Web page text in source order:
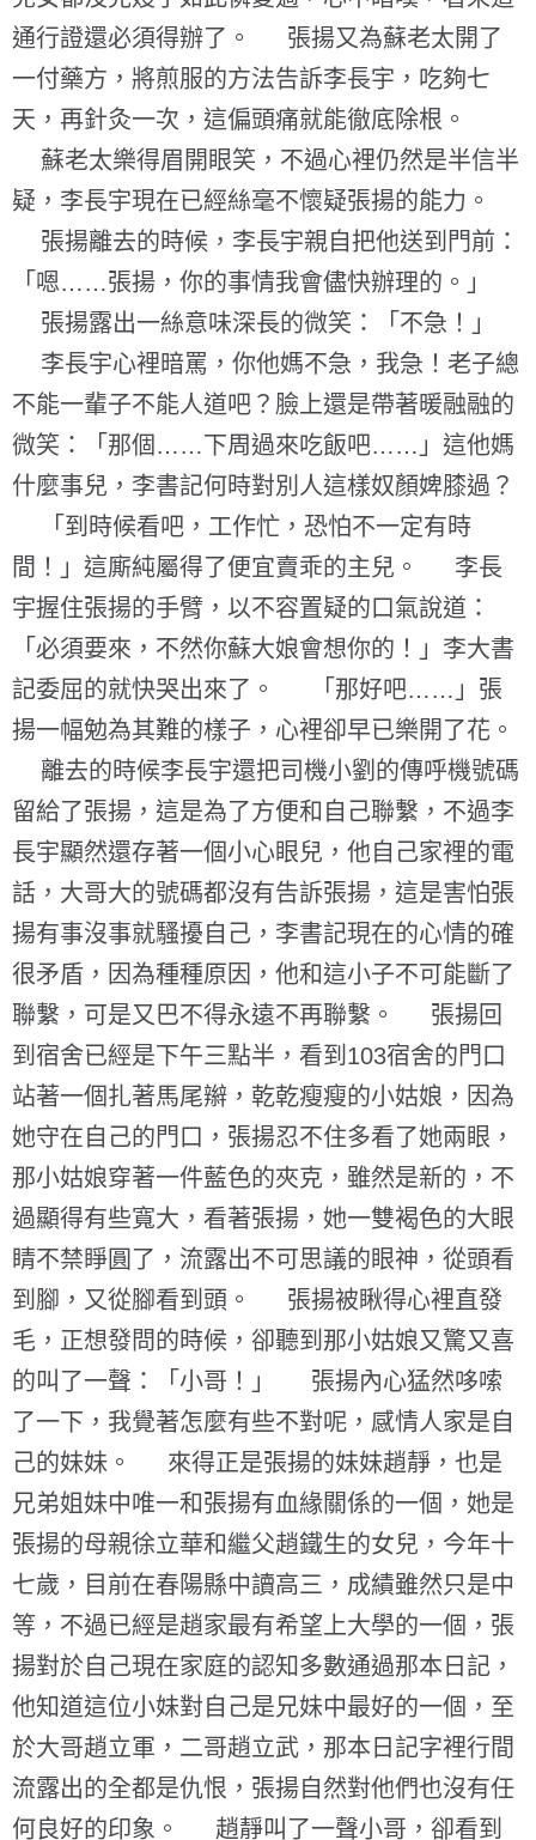
通行證還必須得辦了。 張揚又為蘇老太開了
一付藥方，將煎服的方法告訴李長宇，吃夠七
天，再針灸一次，這偏頭痛就能徹底除根。
蘇老太樂得眉開眼笑，不過心裡仍然是半信半
疑，李長宇現在已經絲毫不懷疑張揚的能力。
張揚離去的時候，李長宇親自把他送到門前：
「嗯……張揚，你的事情我會儘快辦理的。」
張揚露出一絲意味深長的微笑：「不急！」
李長宇心裡暗罵，你他媽不急，我急！老子總
不能一輩子不能人道吧？臉上還是帶著暖融融的
微笑：「那個……下周過來吃飯吧……」這他媽
什麼事兒，李書記何時對別人這樣奴顏婢膝過？
「到時候看吧，工作忙，恐怕不一定有時
間！」這廝純屬得了便宜賣乖的主兒。 李長
宇握住張揚的手臂，以不容置疑的口氣說道：
「必須要來，不然你蘇大娘會想你的！」李大書
記委屈的就快哭出來了。 「那好吧……」張
揚一幅勉為其難的樣子，心裡卻早已樂開了花。
離去的時候李長宇還把司機小劉的傳呼機號碼
留給了張揚，這是為了方便和自己聯繫，不過李
長宇顯然還存著一個小心眼兒，他自己家裡的電
話，大哥大的號碼都沒有告訴張揚，這是害怕張
揚有事沒事就騷擾自己，李書記現在的心情的確
很矛盾，因為種種原因，他和這小子不可能斷了
聯繫，可是又巴不得永遠不再聯繫。 張揚回
到宿舍已經是下午三點半，看到103宿舍的門口
站著一個扎著馬尾辮，乾乾瘦瘦的小姑娘，因為
她守在自己的門口，張揚忍不住多看了她兩眼，
那小姑娘穿著一件藍色的夾克，雖然是新的，不
過顯得有些寬大，看著張揚，她一雙褐色的大眼
睛不禁睜圓了，流露出不可思議的眼神，從頭看
到腳，又從腳看到頭。 張揚被瞅得心裡直發
毛，正想發問的時候，卻聽到那小姑娘又驚又喜
的叫了一聲：「小哥！」 張揚內心猛然哆嗦
了一下，我覺著怎麼有些不對呢，感情人家是自
己的妹妹。 來得正是張揚的妹妹趙靜，也是
兄弟姐妹中唯一和張揚有血緣關係的一個，她是
張揚的母親徐立華和繼父趙鐵生的女兒，今年十
七歲，目前在春陽縣中讀高三，成績雖然只是中
等，不過已經是趙家最有希望上大學的一個，張
揚對於自己現在家庭的認知多數通過那本日記，
他知道這位小妹對自己是兄妹中最好的一個，至
於大哥趙立軍，二哥趙立武，那本日記字裡行間
流露出的全都是仇恨，張揚自然對他們也沒有任
何良好的印象。 趙靜叫了一聲小哥，卻看到